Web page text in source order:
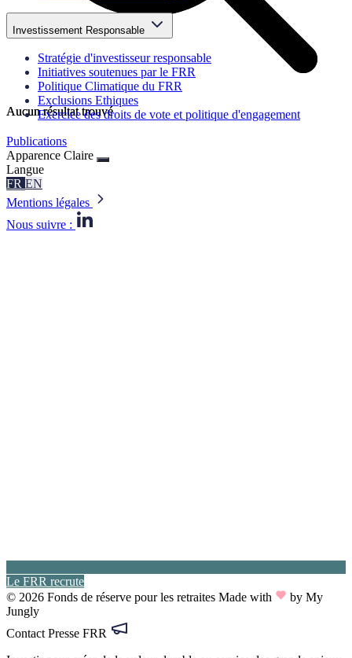
Aucun résultat trouvé
Aucun résultat trouvé
Investissement Responsable
Stratégie d'investisseur responsable
Initiatives soutenues par le FRR
Politique Climatique du FRR
Exclusions Ethiques
Exercice des droits de vote et politique d'engagement
Publications
Apparence Claire
Langue
FR EN
Mentions légales
Nous suivre :
Le FRR recrute
© 2026 Fonds de réserve pour les retraites Made with
by My
Jungly
Contact Presse FRR